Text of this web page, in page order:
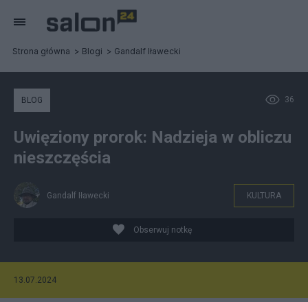
Strona główna Blogi Gandalf Iławecki
36
BLOG
Uwięziony prorok: Nadzieja w obliczu
nieszczęścia
Gandalf Iławecki KULTURA
Obserwuj notkę
13.07.2024